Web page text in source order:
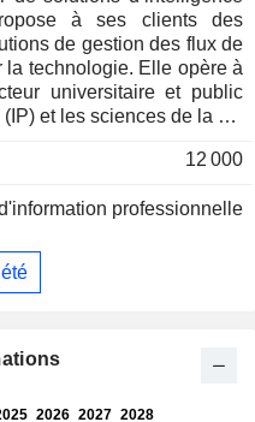
à ses clients des
de gestion des flux de
technologie. Elle opère à
universitaire et public
et les sciences de la vie
fiables, une technologie
à l’amélioration des
intellectuelle fournit des
matière de propriété
à gérer et à protéger
aux organisations du
12 000
professionnelle